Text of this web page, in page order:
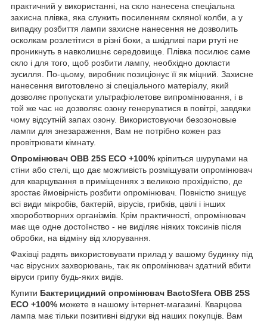
практичний у використанні, на скло нанесена спеціальна
захисна плівка, яка служить посиленням скляної колби, а у
випадку розбиття лампи захисне нанесення не дозволить
осколкам розлетітися в різні боки, а шкідливі пари ртуті не
проникнуть в навколишнє середовище. Плівка посилює саме
скло і для того, щоб розбити лампу, необхідно докласти
зусилля. По-цьому, виробник позиціонує її як міцний. Захисне
нанесення виготовлено зі спеціального матеріалу, який
дозволяє пропускати ультрафіолетове випромінювання, і в
той же час не дозволяє озону генеруватися в повітрі, завдяки
чому відсутній запах озону. Використовуючи безозоновые
лампи для знезараження, Вам не потрібно кожен раз
провітрювати кімнату.
Опромінювач OBB 25S ECO +100% кріпиться шурупами на
стіни або стелі, що дає можливість розміщувати опромінювач
для кварцування в приміщеннях з великою прохідністю, де
зростає ймовірність розбити опромінювач. Повністю знищує
всі види мікробів, бактерій, вірусів, грибків, цвілі і інших
хвороботворних організмів. Крім практичності, опромінювач
має ще одне достоїнство - не виділяє ніяких токсинів після
обробки, на відміну від хлорування.
Фахівці радять використовувати прилад у вашому будинку під
час вірусних захворювань, так як опромінювач здатний вбити
віруси грипу будь-яких видів.
Купити Бактерицидний опромінювач BactoSfera OBB 25S
ECO +100% можете в нашому інтернет-магазині. Кварцова
лампа має тільки позитивні відгуки від наших покупців. Вам